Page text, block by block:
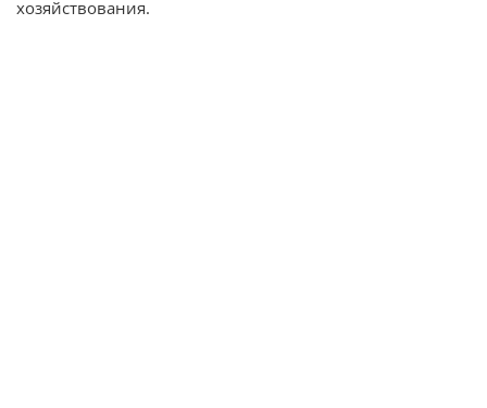
хозяйствования.